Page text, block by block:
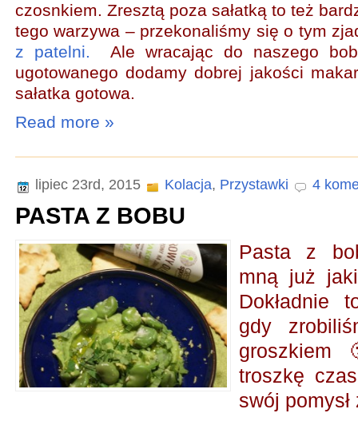
czosnkiem. Zresztą poza sałatką to też
tego warzywa – przekonaliśmy się o tym
z patelni. Ale wracając do naszego
ugotowanego dodamy dobrej jakości
sałatka gotowa.
Read more »
lipiec 23rd, 2015 Kolacja, Przystawki 4
PASTA Z BOBU
Pasta z
mną już
Dokładnie
gdy
groszkiem
troszkę
swój